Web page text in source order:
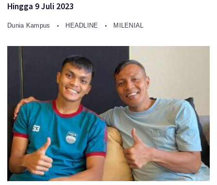
Hingga 9 Juli 2023
Dunia Kampus HEADLINE MILENIAL